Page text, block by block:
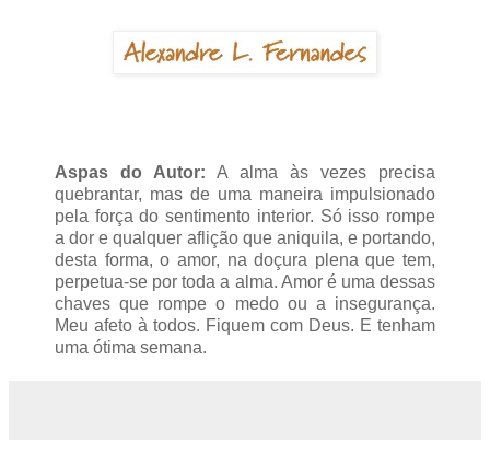
Aspas do Autor: A alma às vezes precisa
quebrantar, mas de uma maneira impulsionado
pela força do sentimento interior. Só isso rompe
a dor e qualquer aflição que aniquila, e portando,
desta forma, o amor, na doçura plena que tem,
perpetua-se por toda a alma. Amor é uma dessas
chaves que rompe o medo ou a insegurança.
Meu afeto à todos. Fiquem com Deus. E tenham
uma ótima semana.